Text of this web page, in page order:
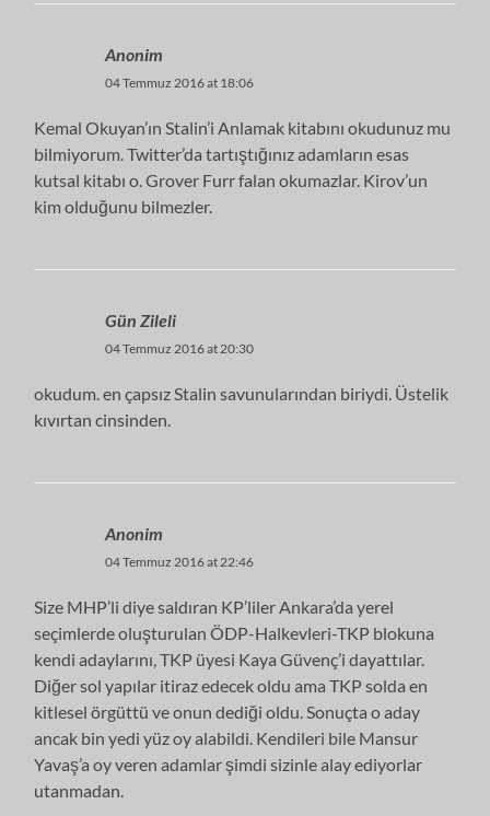
Anonim
04 Temmuz 2016 at 18:06
Kemal Okuyan’ın Stalin’i Anlamak kitabını okudunuz mu
bilmiyorum. Twitter’da tartıştığınız adamların esas
kutsal kitabı o. Grover Furr falan okumazlar. Kirov’un
kim olduğunu bilmezler.
Gün Zileli
04 Temmuz 2016 at 20:30
okudum. en çapsız Stalin savunularından biriydi. Üstelik
kıvırtan cinsinden.
Anonim
04 Temmuz 2016 at 22:46
Size MHP’li diye saldıran KP’liler Ankara’da yerel
seçimlerde oluşturulan ÖDP-Halkevleri-TKP blokuna
kendi adaylarını, TKP üyesi Kaya Güvenç’i dayattılar.
Diğer sol yapılar itiraz edecek oldu ama TKP solda en
kitlesel örgüttü ve onun dediği oldu. Sonuçta o aday
ancak bin yedi yüz oy alabildi. Kendileri bile Mansur
Yavaş’a oy veren adamlar şimdi sizinle alay ediyorlar
utanmadan.